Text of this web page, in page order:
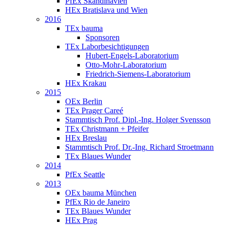
HEx Bratislava und Wien
2016
TEx bauma
Sponsoren
TEx Laborbesichtigungen
Hubert-Engels-Laboratorium
Otto-Mohr-Laboratorium
Friedrich-Siemens-Laboratorium
HEx Krakau
2015
OEx Berlin
TEx Prager Careé
Stammtisch Prof. Dipl.-Ing. Holger Svensson
TEx Christmann + Pfeifer
HEx Breslau
Stammtisch Prof. Dr.-Ing. Richard Stroetmann
TEx Blaues Wunder
2014
PfEx Seattle
2013
OEx bauma München
PfEx Rio de Janeiro
TEx Blaues Wunder
HEx Prag